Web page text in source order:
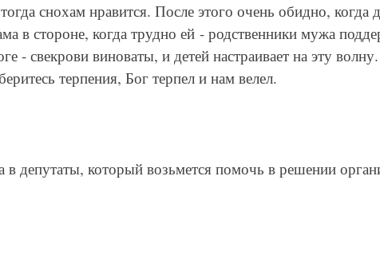
снохам нравится. После этого очень обидно,
в стороне, когда трудно ей - родственники мужа
- свекрови виноваты, и детей настраивает на эту
терпения, Бог терпел и нам велел.
в депутаты, который возьмется помочь в решении